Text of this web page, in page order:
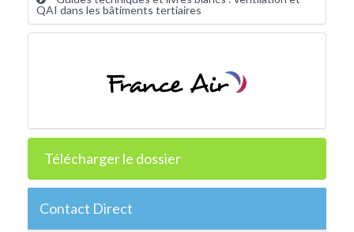
QAI dans les bâtiments tertiaires
Télécharger le dossier
Contact Direct